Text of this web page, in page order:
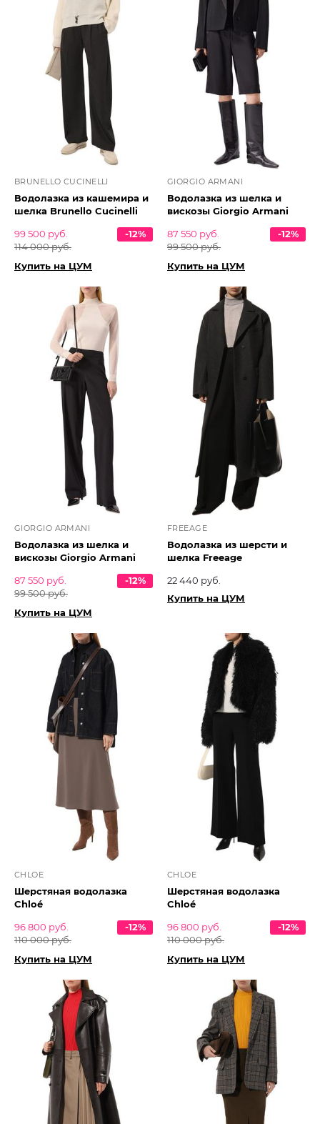
BRUNELLO CUCINELLI
Водолазка из кашемира и
шелка Brunello Cucinelli
99 500 руб.
114 000 руб.
-12%
Купить на ЦУМ
GIORGIO ARMANI
Водолазка из шелка и
вискозы Giorgio Armani
87 550 руб.
99 500 руб.
-12%
Купить на ЦУМ
GIORGIO ARMANI
Водолазка из шелка и
вискозы Giorgio Armani
87 550 руб.
99 500 руб.
-12%
Купить на ЦУМ
FREEAGE
Водолазка из шерсти и
шелка Freeage
22 440 руб.
Купить на ЦУМ
CHLOE
Шерстяная водолазка
Chloé
96 800 руб.
110 000 руб.
-12%
Купить на ЦУМ
CHLOE
Шерстяная водолазка
Chloé
96 800 руб.
110 000 руб.
-12%
Купить на ЦУМ